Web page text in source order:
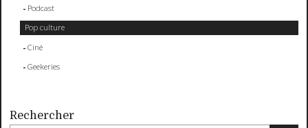
Podcast
Pop culture
Ciné
Geekeries
Rechercher